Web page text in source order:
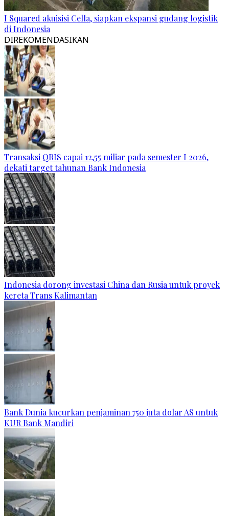
I Squared akuisisi Cella, siapkan ekspansi gudang logistik
di Indonesia
DIREKOMENDASIKAN
Transaksi QRIS capai 12,55 miliar pada semester I 2026,
dekati target tahunan Bank Indonesia
Indonesia dorong investasi China dan Rusia untuk proyek
kereta Trans Kalimantan
Bank Dunia kucurkan penjaminan 750 juta dolar AS untuk
KUR Bank Mandiri